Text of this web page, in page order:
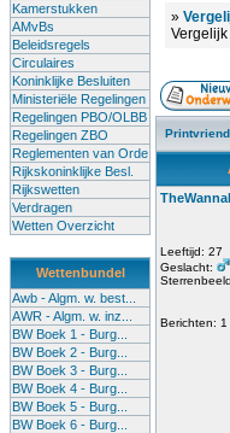
Kamerstukken
AMvBs
Beleidsregels
Circulaires
Koninklijke Besluiten
Ministeriële Regelingen
Regelingen PBO/OLBB
Regelingen ZBO
Reglementen van Orde
Rijkskoninklijke Besl.
Rijkswetten
Verdragen
Wetten Overzicht
Wettenbundel
Awb - Algm. w. best...
AWR - Algm. w. inz...
BW Boek 1 - Burg...
BW Boek 2 - Burg...
BW Boek 3 - Burg...
BW Boek 4 - Burg...
BW Boek 5 - Burg...
BW Boek 6 - Burg...
»
Leeftijd: 27
Geslacht:
Berichten: 1